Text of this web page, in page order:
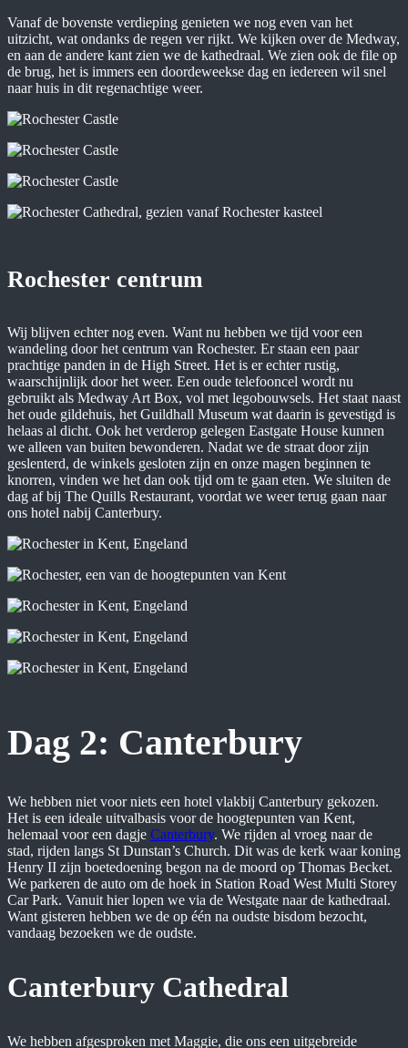
Vanaf de bovenste verdieping genieten we nog even van het
uitzicht, wat ondanks de regen ver rijkt. We kijken over de Medway,
en aan de andere kant zien we de kathedraal. We zien ook de file op
de brug, het is immers een doordeweekse dag en iedereen wil snel
naar huis in dit regenachtige weer.
Rochester centrum
Wij blijven echter nog even. Want nu hebben we tijd voor een
wandeling door het centrum van Rochester. Er staan een paar
prachtige panden in de High Street. Het is er echter rustig,
waarschijnlijk door het weer. Een oude telefooncel wordt nu
gebruikt als Medway Art Box, vol met legobouwsels. Het staat naast
het oude gildehuis, het Guildhall Museum wat daarin is gevestigd is
helaas al dicht. Ook het verderop gelegen Eastgate House kunnen
we alleen van buiten bewonderen. Nadat we de straat door zijn
geslenterd, de winkels gesloten zijn en onze magen beginnen te
knorren, vinden we het dan ook tijd om te gaan eten. We sluiten de
dag af bij The Quills Restaurant, voordat we weer terug gaan naar
ons hotel nabij Canterbury.
Dag 2: Canterbury
We hebben niet voor niets een hotel vlakbij Canterbury gekozen.
Het is een ideale uitvalbasis voor de hoogtepunten van Kent,
helemaal voor een dagje Canterbury. We rijden al vroeg naar de
stad, rijden langs St Dunstan’s Church. Dit was de kerk waar koning
Henry II zijn boetedoening begon na de moord op Thomas Becket.
We parkeren de auto om de hoek in Station Road West Multi Storey
Car Park. Vanuit hier lopen we via de Westgate naar de kathedraal.
Want gisteren hebben we de op één na oudste bisdom bezocht,
vandaag bezoeken we de oudste.
Canterbury Cathedral
We hebben afgesproken met Maggie, die ons een uitgebreide